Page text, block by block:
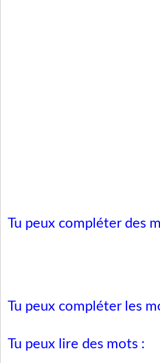
Tu peux compléter des
Tu peux compléter les
Tu peux lire des mots :